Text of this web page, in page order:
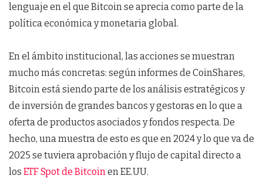
lenguaje en el que Bitcoin se aprecia como parte de la
política económica y monetaria global.
En el ámbito institucional, las acciones se muestran
mucho más concretas: según informes de CoinShares,
Bitcoin está siendo parte de los análisis estratégicos y
de inversión de grandes bancos y gestoras en lo que a
oferta de productos asociados y fondos respecta. De
hecho, una muestra de esto es que en 2024 y lo que va de
2025 se tuviera aprobación y flujo de capital directo a
los ETF Spot de Bitcoinen EE.UU.